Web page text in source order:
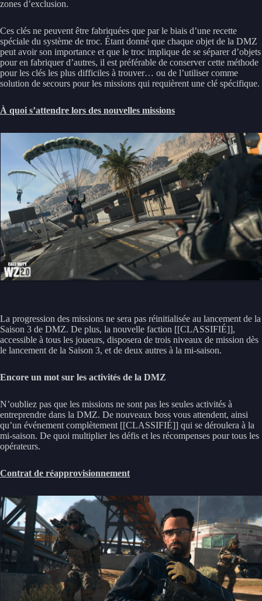
zones d’exclusion.
Ces clés ne peuvent être fabriquées que par le biais d’une recette
spéciale du système de troc. Étant donné que chaque objet de la DMZ
peut avoir son importance et que le troc implique de se séparer d’objets
pour en fabriquer d’autres, il est préférable de conserver cette méthode
pour les clés les plus difficiles à trouver… ou de l’utiliser comme
solution de secours pour les missions qui requièrent une clé spécifique.
À quoi s’attendre lors des nouvelles missions
La progression des missions ne sera pas réinitialisée au lancement de la
Saison 3 de DMZ. De plus, la nouvelle faction [[CLASSIFIÉ]],
accessible à tous les joueurs, disposera de trois niveaux de mission dès
le lancement de la Saison 3, et de deux autres à la mi-saison.
Encore un mot sur les activités de la DMZ
N’oubliez pas que les missions ne sont pas les seules activités à
entreprendre dans la DMZ. De nouveaux boss vous attendent, ainsi
qu’un événement complètement [[CLASSIFIÉ]] qui se déroulera à la
mi-saison. De quoi multiplier les défis et les récompenses pour tous les
opérateurs.
Contrat de réapprovisionnement